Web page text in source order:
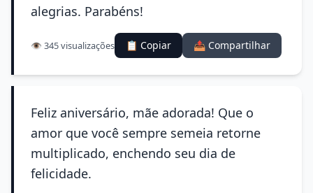
alegrias. Parabéns!
👁️ 345 visualizações 📋 Copiar 📤 Compartilhar
Feliz aniversário, mãe adorada! Que o
amor que você sempre semeia retorne
multiplicado, enchendo seu dia de
felicidade.